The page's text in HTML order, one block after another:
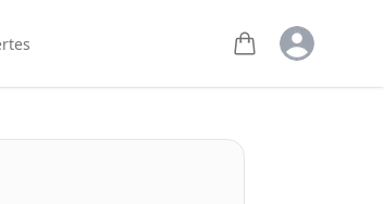
Open user